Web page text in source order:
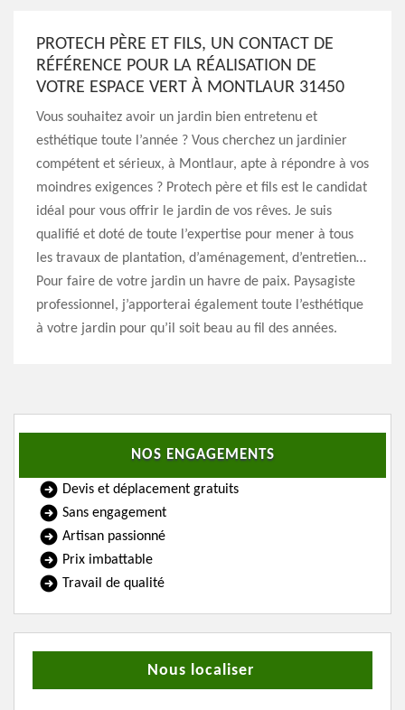
PROTECH PÈRE ET FILS, UN CONTACT DE
RÉFÉRENCE POUR LA RÉALISATION DE
VOTRE ESPACE VERT À MONTLAUR 31450
Vous souhaitez avoir un jardin bien entretenu et
esthétique toute l’année ? Vous cherchez un jardinier
compétent et sérieux, à Montlaur, apte à répondre à vos
moindres exigences ? Protech père et fils est le candidat
idéal pour vous offrir le jardin de vos rêves. Je suis
qualifié et doté de toute l’expertise pour mener à tous
les travaux de plantation, d’aménagement, d’entretien…
Pour faire de votre jardin un havre de paix. Paysagiste
professionnel, j’apporterai également toute l’esthétique
à votre jardin pour qu’il soit beau au fil des années.
NOS ENGAGEMENTS
Devis et déplacement gratuits
Sans engagement
Artisan passionné
Prix imbattable
Travail de qualité
Nous localiser